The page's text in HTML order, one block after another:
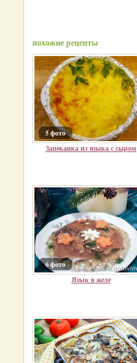
похожие рецепты
5 фото
Запеканка из языка с сыром
6 фото
Язык в желе